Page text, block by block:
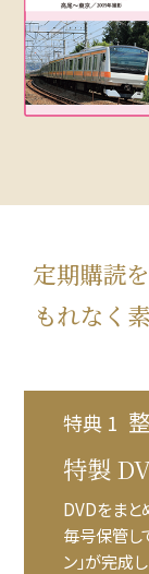
定期購読
もれなく
特典 1
特製
DVDをまと
毎号保管し
ン」が完成し